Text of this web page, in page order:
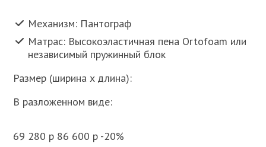
Механизм: Пантограф
Матрас: Высокоэластичная пена Ortofoam или
независимый пружинный блок
Размер (ширина x длина):
В разложенном виде:
69 280 p 86 600 p -20%